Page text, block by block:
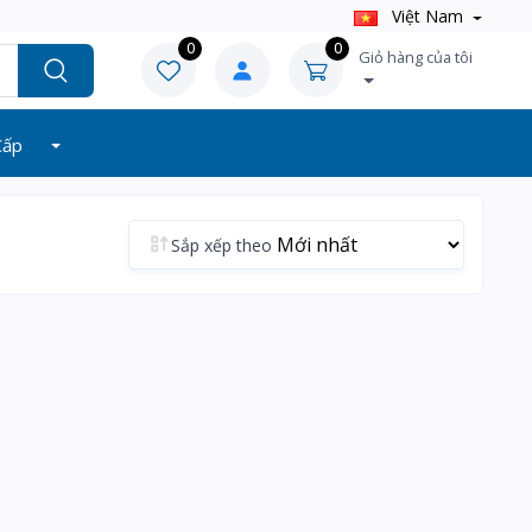
Việt Nam
0 0 Giỏ hàng của tôi
Sắp xếp theo